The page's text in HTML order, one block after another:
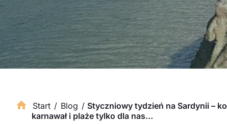
Start / Blog / Styczniowy tydzień na Sardynii –
karnawał i plaże tylko dla nas…